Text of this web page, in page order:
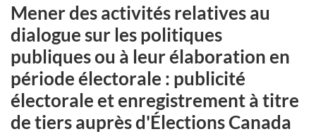
Mener des activités relatives au
dialogue sur les politiques
publiques ou à leur élaboration en
période électorale : publicité
électorale et enregistrement à titre
de tiers auprès d'Élections Canada